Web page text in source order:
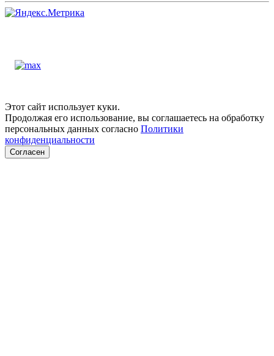
Этот сайт использует куки.
Продолжая его использование, вы соглашаетесь на обработку
персональных данных согласно Политики
конфиденциальности
Согласен